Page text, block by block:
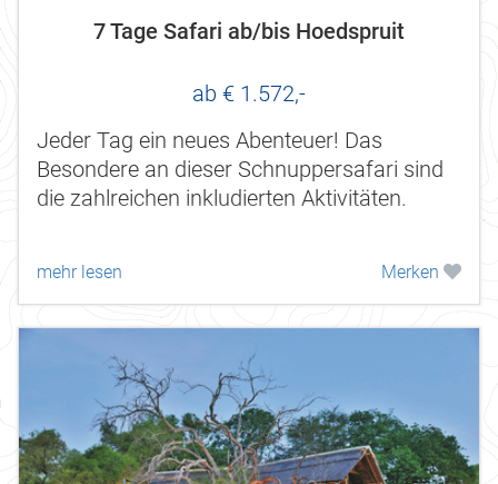
7 Tage Safari ab/bis Hoedspruit
ab € 1.572,-
Jeder Tag ein neues Abenteuer! Das
Besondere an dieser Schnuppersafari sind
die zahlreichen inkludierten Aktivitäten.
mehr lesen Merken